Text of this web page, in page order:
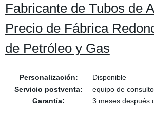
Fabricante de Tubos de
Precio de Fábrica
de Petróleo y Gas
Personalización:
Disponible
Servicio postventa:
equipo de
Garantía:
3 meses después